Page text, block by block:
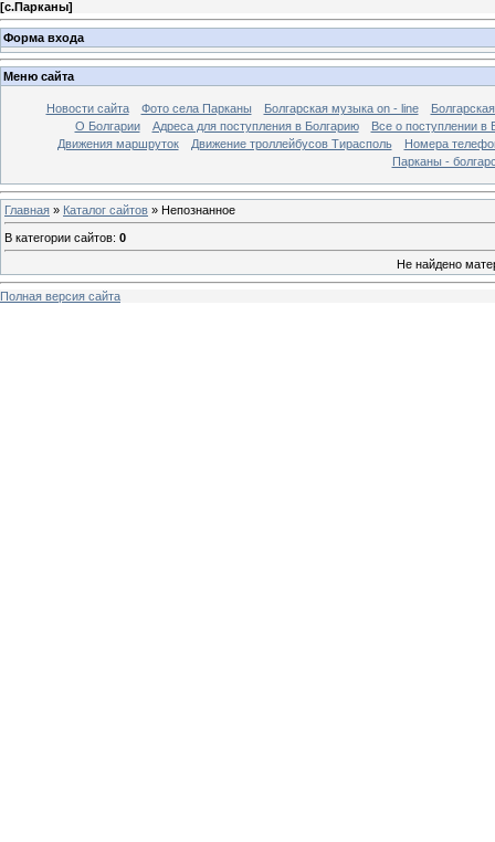
[с.Парканы]
Форма входа
Меню сайта
Новости сайта Фото села Парканы Болгарская музыка on - line
О Болгарии
Адреса для поступления в Болгарию
Все о поступлении в
Движения маршруток
Движение троллейбусов Тирасполь
Номера
Парканы -
Главная » Каталог сайтов » Непознанное
В категории сайтов: 0
Не найдено
Полная версия сайта